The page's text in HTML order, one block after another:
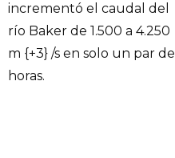
incrementó el caudal del
río Baker de 1.500 a 4.250
m {+3} /s en solo un par de
horas.